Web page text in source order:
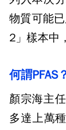
物質可能
2」樣本中
何謂
顏宗海主
多達上萬